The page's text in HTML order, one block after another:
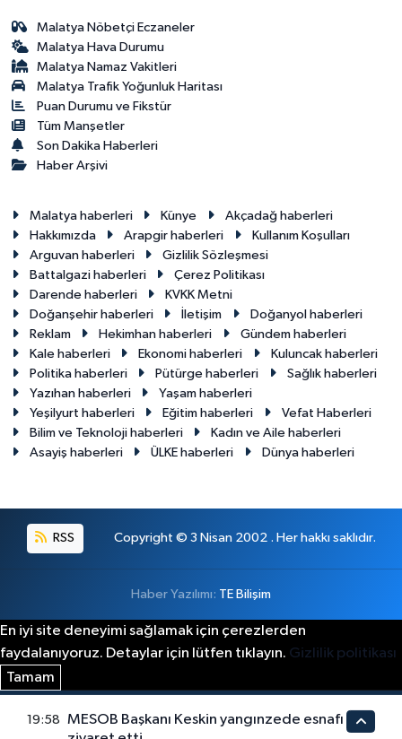
Malatya Nöbetçi Eczaneler
Malatya Hava Durumu
Malatya Namaz Vakitleri
Malatya Trafik Yoğunluk Haritası
Puan Durumu ve Fikstür
Tüm Manşetler
Son Dakika Haberleri
Haber Arşivi
Malatya haberleri Künye
Akçadağ haberleri
Hakkımızda
Arapgir haberleri
Kullanım Koşulları
Arguvan haberleri
Gizlilik Sözleşmesi
Battalgazi haberleri
Çerez Politikası
Darende haberleri
KVKK Metni
Doğanşehir haberleri
İletişim
Doğanyol haberleri
Reklam
Hekimhan haberleri
Gündem haberleri
Kale haberleri
Ekonomi haberleri
Kuluncak haberleri
Politika haberleri
Pütürge haberleri
Sağlık haberleri
Yazıhan haberleri
Yaşam haberleri
Yeşilyurt haberleri
Eğitim haberleri
Vefat Haberleri
Bilim ve Teknoloji haberleri
Kadın ve Aile haberleri
Asayiş haberleri
ÜLKE haberleri Dünya haberleri
RSS Copyright © 3 Nisan 2002 . Her hakkı saklıdır.
Haber Yazılımı: TE Bilişim
En iyi site deneyimi sağlamak için çerezlerden
faydalanıyoruz. Detaylar için lütfen tıklayın. Gizlilik politikası
Tamam
19:58
MESOB Başkanı Keskin yangınzede esnafı